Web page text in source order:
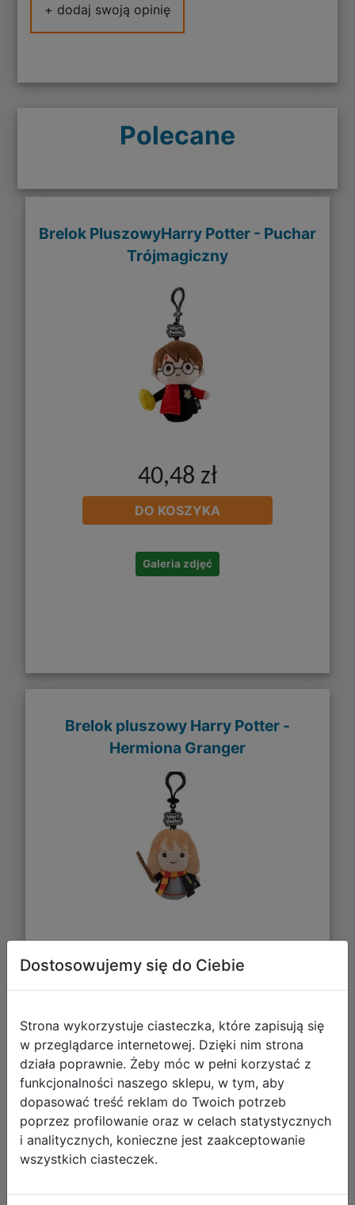
+ dodaj swoją opinię
Polecane
Brelok PluszowyHarry Potter - Puchar
Trójmagiczny
40,48 zł
DO KOSZYKA
Galeria zdjęć
Brelok pluszowy Harry Potter -
Hermiona Granger
40,48 zł
DO KOSZYKA
Galeria zdjęć
Dostosowujemy się do Ciebie
Strona wykorzystuje ciasteczka, które zapisują się
w przeglądarce internetowej. Dzięki nim strona
działa poprawnie. Żeby móc w pełni korzystać z
funkcjonalności naszego sklepu, w tym, aby
dopasować treść reklam do Twoich potrzeb
poprzez profilowanie oraz w celach statystycznych
i analitycznych, konieczne jest zaakceptowanie
wszystkich ciasteczek.